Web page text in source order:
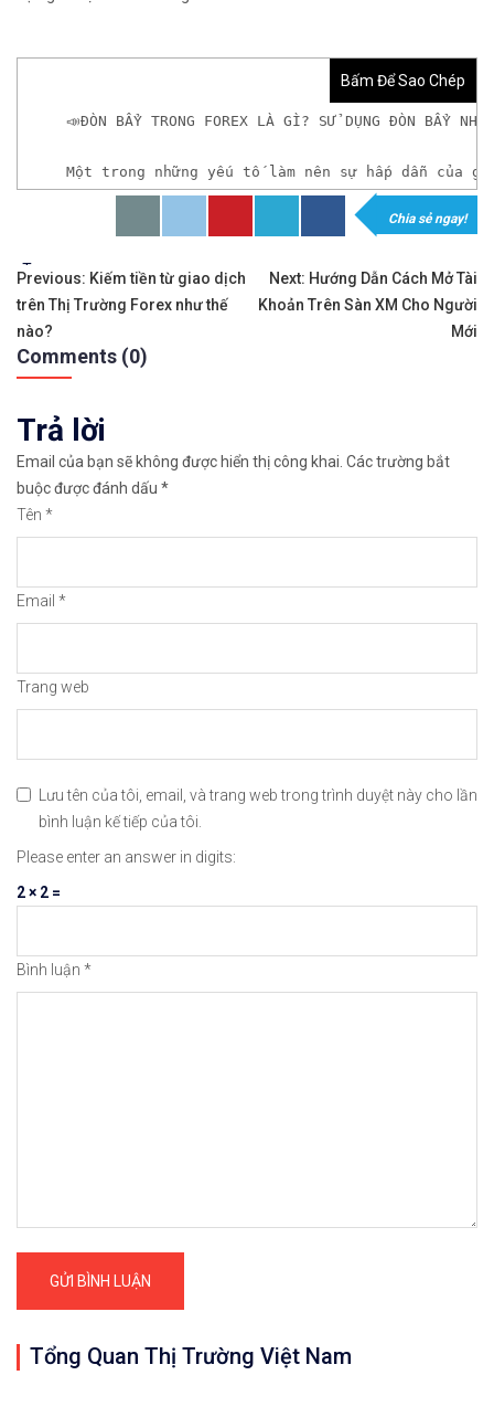
Bấm Để Sao Chép
📣ĐÒN BẨY TRONG FOREX LÀ GÌ? SỬ DỤNG ĐÒN BẨY
Một trong những yếu tố làm nên sự hấp dẫn
𝘟𝘦𝘮 𝘤𝘩𝘪 𝘵𝘪ế𝘵: https://chungkhoanforex.com/don-
✨🏆𝐌ở 𝐭à𝐢 𝐤𝐡𝐨ả𝐧 𝐠𝐢𝐚𝐨 𝐝ị𝐜𝐡 𝐭ạ𝐢 𝐜á𝐜 𝐬à𝐧 𝐭ố𝐭 𝐧𝐡ấ𝐭 𝐭𝐡ế
✅𝘔ở 𝘵à𝘪 𝘬𝘩𝘰ả𝘯 𝘵𝘳ê𝘯 𝘴à𝘯 𝘧𝘰𝘳𝘦𝘹 𝘌𝘹𝘯𝘦𝘴𝘴 𝘜𝘺 𝘛í𝘯
✅𝘔ở 𝘵à𝘪 𝘬𝘩𝘰ả𝘯 𝘵𝘳ê𝘯 𝘴à𝘯 𝘐𝘊𝘔𝘢𝘳𝘬𝘦𝘵𝘴 𝘯ổ𝘪 𝘵𝘪ế𝘯𝘨
✅𝘔ở 𝘵à𝘪 𝘬𝘩𝘰ả𝘯 𝘵𝘳ê𝘯 𝘴à𝘯 𝘉𝘪𝘯𝘢𝘯𝘤𝘦 𝘯ổ𝘪 𝘵𝘪ế𝘯𝘨 𝘯𝘩ấ𝘵
🔗https://chungkhoanforex.com/don-bay-trong-
Chia sẻ ngay!
Tags:
Điều
hướng
bài
viết
Previous: Kiếm tiền từ giao dịch
trên Thị Trường Forex như thế
nào?
Next: Hướng Dẫn Cách Mở Tài
Khoản Trên Sàn XM Cho Người
Mới
Comments (0)
Trả lời
Email của bạn sẽ không được hiển thị công khai. Các trường bắt
buộc được đánh dấu *
Tên *
Email *
Trang web
Lưu tên của tôi, email, và trang web trong trình duyệt này cho lần
bình luận kế tiếp của tôi.
Please enter an answer in digits:
2 × 2 =
Bình luận *
Tổng Quan Thị Trường Việt Nam